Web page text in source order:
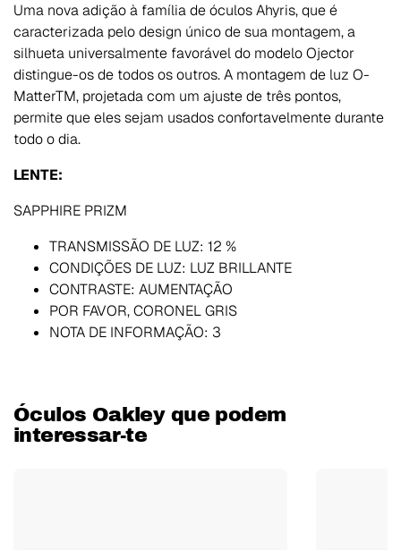
Uma nova adição à família de óculos Ahyris, que é
caracterizada pelo design único de sua montagem, a
silhueta universalmente favorável do modelo Ojector
distingue-os de todos os outros. A montagem de luz O-
MatterTM, projetada com um ajuste de três pontos,
permite que eles sejam usados confortavelmente durante
todo o dia.
LENTE:
SAPPHIRE PRIZM
TRANSMISSÃO DE LUZ: 12 %
CONDIÇÕES DE LUZ: LUZ BRILLANTE
CONTRASTE: AUMENTAÇÃO
POR FAVOR, CORONELGRIS
NOTA DE INFORMAÇÃO: 3
Óculos Oakley que podem
interessar-te